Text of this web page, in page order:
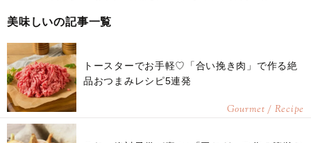
美味しいの記事一覧
トースターでお手軽♡「合い挽き肉」で作る絶
品おつまみレシピ5連発
Gourmet / Recipe